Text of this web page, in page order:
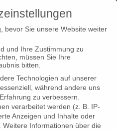
von Jan Tenhaven in Mexiko
bevor Sie unsere Website weiter
und Ihre Zustimmung zu
müssen Sie Ihre
bitten.
Technologien auf unserer
während andere uns
zu verbessern.
verarbeitet werden (z. B. IP-
Anzeigen und Inhalte oder
Weitere Informationen über die